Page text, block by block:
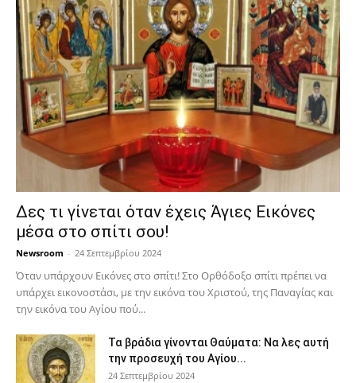
Δες τι γίνεται όταν έχεις Άγιες Εικόνες
μέσα στο σπίτι σου!
Newsroom - 24 Σεπτεμβρίου 2024
Όταν υπάρχουν Εικόνες στο σπίτι! Στο Ορθόδοξο σπίτι πρέπει να
υπάρχει εικονοστάσι, με την εικόνα του Χριστού, της Παν­αγίας και
την εικόνα του Αγίου πού...
Τα βράδια γίνονται Θαύματα: Να λες αυτή
την προσευχή του Αγίου...
24 Σεπτεμβρίου 2024